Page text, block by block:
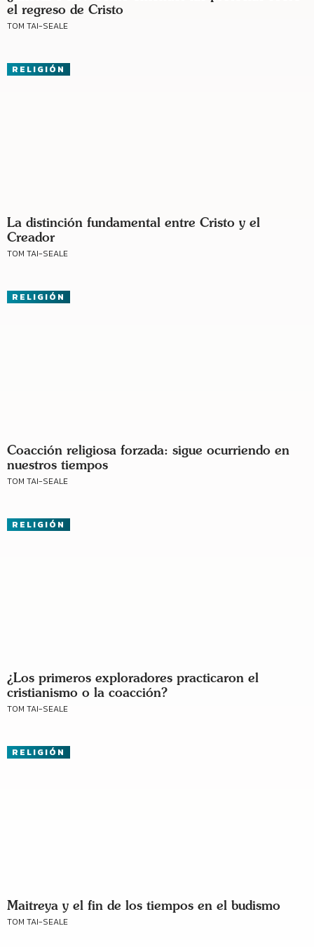
el regreso de Cristo
TOM TAI-SEALE
RELIGIÓN
La distinción fundamental entre Cristo y el
Creador
TOM TAI-SEALE
RELIGIÓN
Coacción religiosa forzada: sigue ocurriendo en
nuestros tiempos
TOM TAI-SEALE
RELIGIÓN
¿Los primeros exploradores practicaron el
cristianismo o la coacción?
TOM TAI-SEALE
RELIGIÓN
Maitreya y el fin de los tiempos en el budismo
TOM TAI-SEALE